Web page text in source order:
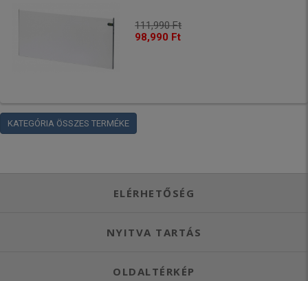
111,990 Ft
98,990 Ft
KATEGÓRIA ÖSSZES TERMÉKE
ELÉRHETŐSÉG
NYITVA TARTÁS
OLDALTÉRKÉP